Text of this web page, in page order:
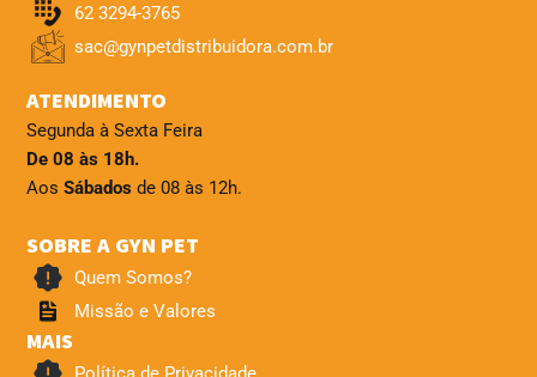
62 3294-3765
sac@gynpetdistribuidora.com.br
ATENDIMENTO
Segunda à Sexta Feira
De 08 às 18h.
Aos Sábados de 08 às 12h.
SOBRE A GYN PET
Quem Somos?
Missão e Valores
MAIS